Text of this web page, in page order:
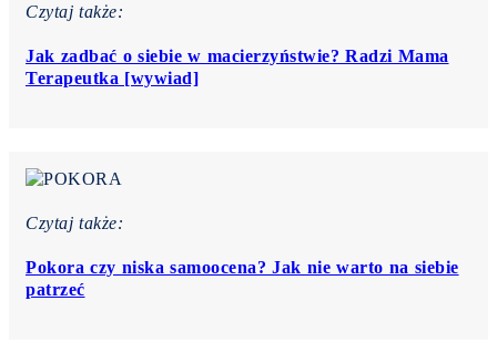
Czytaj także:
Jak zadbać o siebie w macierzyństwie? Radzi Mama
Terapeutka [wywiad]
Czytaj także:
Pokora czy niska samoocena? Jak nie warto na siebie
patrzeć